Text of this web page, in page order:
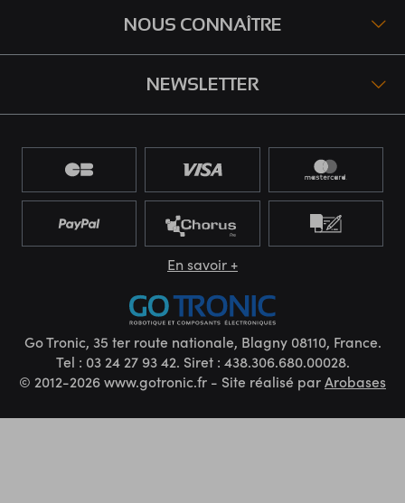
NOUS CONNAÎTRE
NEWSLETTER
En savoir +
Go Tronic, 35 ter route nationale, Blagny 08110, France.
Tel : 03 24 27 93 42. Siret : 438.306.680.00028.
© 2012-2026 www.gotronic.fr - Site réalisé parArobases